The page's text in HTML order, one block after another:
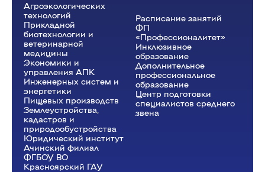
Агроэкологических
технологий
Прикладной
биотехнологии и
ветеринарной
медицины
Экономики и
управления АПК
Инженерных систем и
энергетики
Пищевых производств
Землеустройства,
кадастров и
природообустройства
Юридический институт
Ачинский филиал
ФГБОУ ВО
Красноярский ГАУ
Расписание занятий
ФП
«Профессионалитет»
Инклюзивное
образование
Дополнительное
профессиональное
образование
Центр подготовки
специалистов среднего
звена